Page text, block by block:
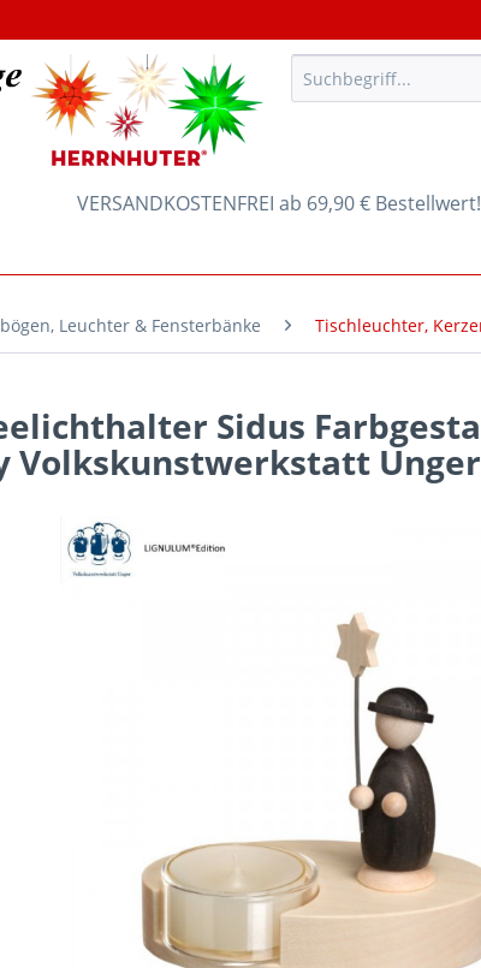
VERSANDKOSTENFREI ab 69,90 €
Leuchter & Fensterbänke Tischleuchter,
Sidus
Volkskunstwerkstatt Unger